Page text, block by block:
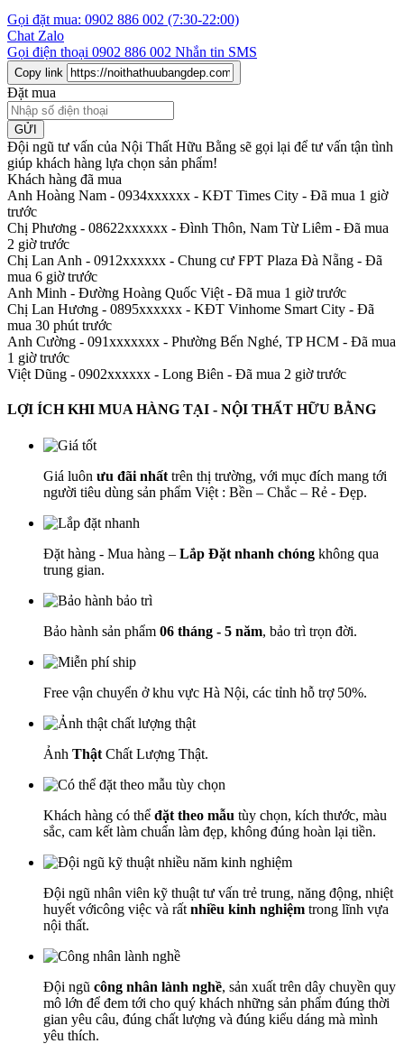
Gọi đặt mua: 0902 886 002 (7:30-22:00)
Chat Zalo
Gọi điện thoại 0902 886 002 Nhắn tin SMS
Copy link
Đặt mua
GỬI
Đội ngũ tư vấn của Nội Thất Hữu Bằng sẽ gọi lại để tư vấn tận tình
giúp khách hàng lựa chọn sản phẩm!
Khách hàng đã mua
Anh Hoàng Nam - 0934xxxxxx - KĐT Times City - Đã mua 1 giờ
trước
Chị Phương - 08622xxxxxx - Đình Thôn, Nam Từ Liêm - Đã mua
2 giờ trước
Chị Lan Anh - 0912xxxxxx - Chung cư FPT Plaza Đà Nẵng - Đã
mua 6 giờ trước
Anh Minh - Đường Hoàng Quốc Việt - Đã mua 1 giờ trước
Chị Lan Hương - 0895xxxxxx - KĐT Vinhome Smart City - Đã
mua 30 phút trước
Anh Cường - 091xxxxxxx - Phường Bến Nghé, TP HCM - Đã mua
1 giờ trước
Việt Dũng - 0902xxxxxx - Long Biên - Đã mua 2 giờ trước
LỢI ÍCH KHI MUA HÀNG TẠI - NỘI THẤT HỮU BẰNG
Giá luôn ưu đãi nhất trên thị trường, với mục đích mang tới
người tiêu dùng sản phẩm Việt : Bền – Chắc – Rẻ - Đẹp.
Đặt hàng - Mua hàng – Lắp Đặt nhanh chóng không qua
trung gian.
Bảo hành sản phẩm 06 tháng - 5 năm, bảo trì trọn đời.
Free vận chuyển ở khu vực Hà Nội, các tỉnh hỗ trợ 50%.
Ảnh Thật Chất Lượng Thật.
Khách hàng có thể đặt theo mẫu tùy chọn, kích thước, màu
sắc, cam kết làm chuẩn làm đẹp, không đúng hoàn lại tiền.
Đội ngũ nhân viên kỹ thuật tư vấn trẻ trung, năng động, nhiệt
huyết vớicông việc và rất nhiều kinh nghiệm trong lĩnh vựa
nội thất.
Đội ngũ công nhân lành nghề, sản xuất trên dây chuyền quy
mô lớn để đem tới cho quý khách những sản phẩm đúng thời
gian yêu câu, đúng chất lượng và đúng kiểu dáng mà mình
yêu thích.